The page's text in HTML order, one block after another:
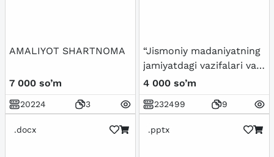
AMALIYOT SHARTNOMA
7 000 so’m
20224 3
“Jismoniy madaniyatning
jamiyatdagi vazifalari va
shakllari
4 000 so’m
232499 9
.docx .pptx